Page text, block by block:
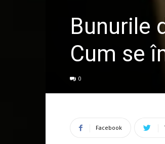
Bunurile
Cum se
0
Facebook